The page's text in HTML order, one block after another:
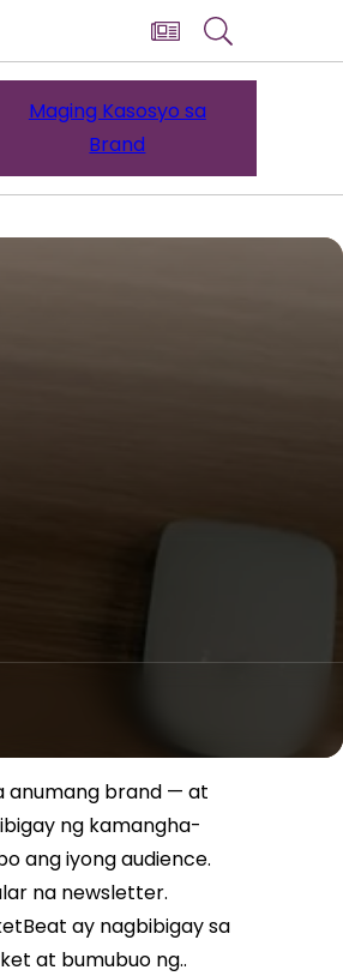
Maging Kasosyo sa
Brand
anumang brand — at
ng kamangha-
ang iyong audience.
na newsletter.
ay nagbibigay sa
at bumubuo ng..